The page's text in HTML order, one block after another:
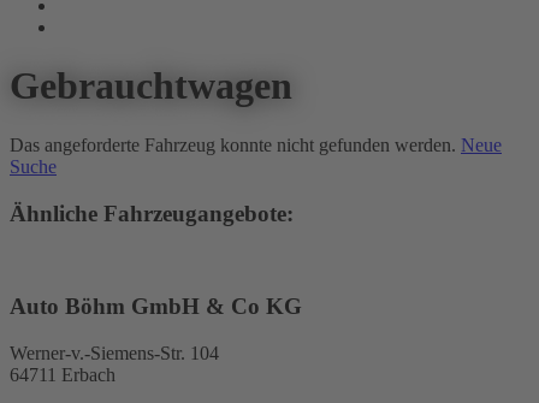
Gebrauchtwagen
Das angeforderte Fahrzeug konnte nicht gefunden werden. Neue
Suche
Ähnliche Fahrzeugangebote:
Auto Böhm GmbH & Co KG
Werner-v.-Siemens-Str. 104
64711 Erbach